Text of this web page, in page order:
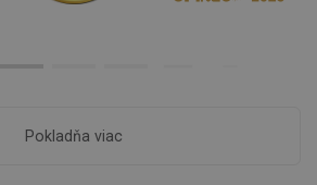
Pokladňa viac